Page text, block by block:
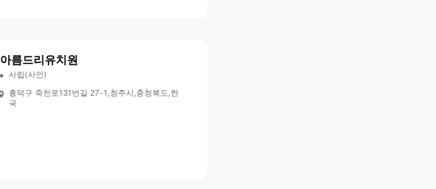
아름드리유치원
사립(사인)
흥덕구 죽천로131번길 27-1,청주시,충청북도,한
국